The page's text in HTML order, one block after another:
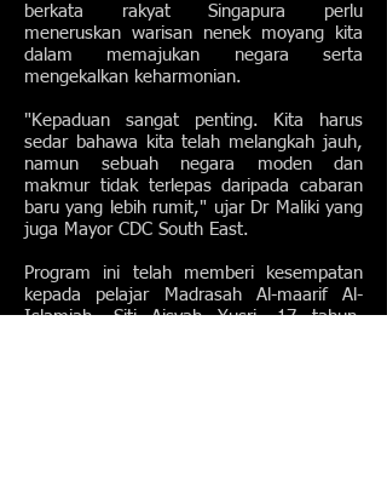
berkata rakyat Singapura perlu
meneruskan warisan nenek moyang kita
dalam memajukan negara serta
mengekalkan keharmonian.
"Kepaduan sangat penting. Kita harus
sedar bahawa kita telah melangkah jauh,
namun sebuah negara moden dan
makmur tidak terlepas daripada cabaran
baru yang lebih rumit," ujar Dr Maliki yang
juga Mayor CDC South East.
Program ini telah memberi kesempatan
kepada pelajar Madrasah Al-maarif Al-
Islamiah, Siti Aisyah Yusri, 17 tahun,